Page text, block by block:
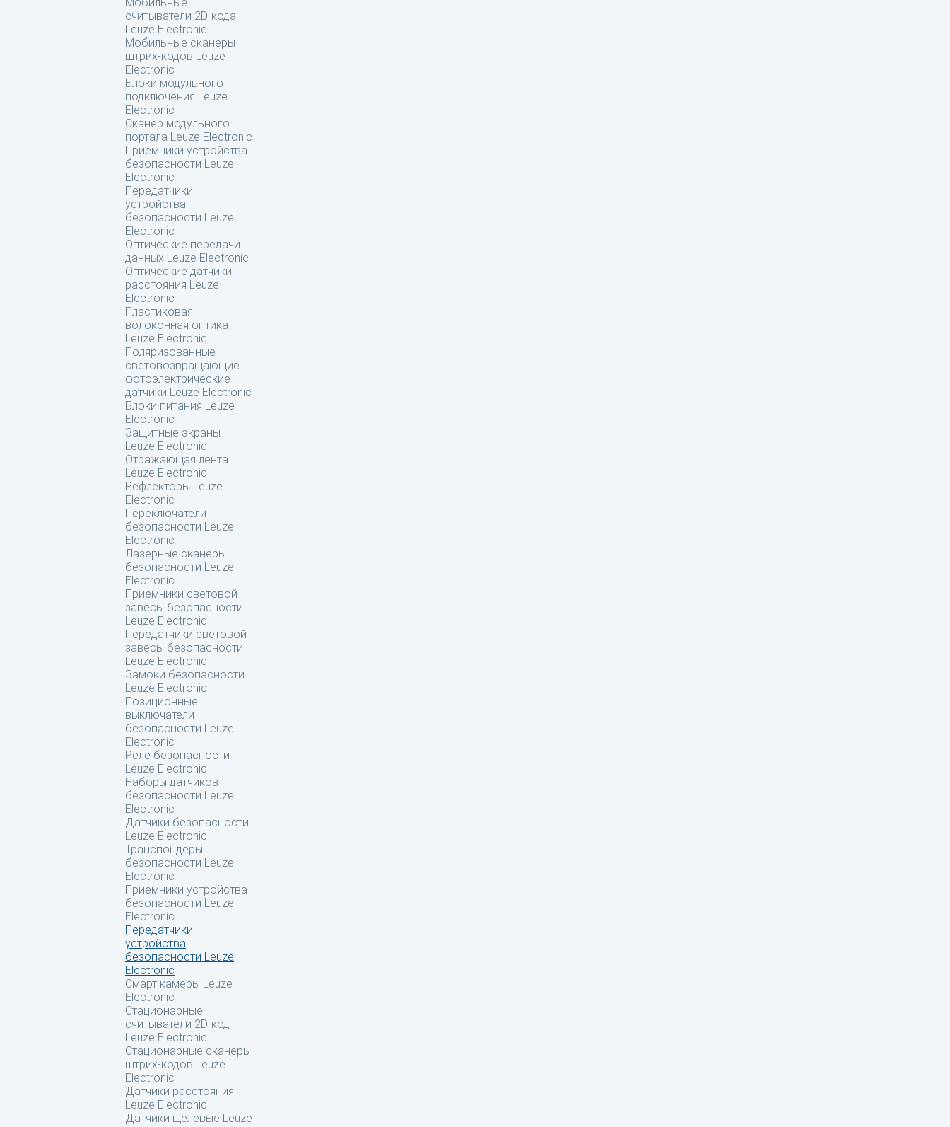
считыватели 2D-кода
Leuze Electronic
Мобильные сканеры
штрих-кодов Leuze
Electronic
Блоки модульного
подключения Leuze
Electronic
Сканер модульного
портала Leuze Electronic
Приемники устройства
безопасности Leuze
Electronic
Передатчики
устройства
безопасности Leuze
Electronic
Оптические передачи
данных Leuze Electronic
Оптические датчики
расстояния Leuze
Electronic
Пластиковая
волоконная оптика
Leuze Electronic
Поляризованные
световозвращающие
фотоэлектрические
датчики Leuze Electronic
Блоки питания Leuze
Electronic
Защитные экраны
Leuze Electronic
Отражающая лента
Leuze Electronic
Рефлекторы Leuze
Electronic
Переключатели
безопасности Leuze
Electronic
Лазерные сканеры
безопасности Leuze
Electronic
Приемники световой
завесы безопасности
Leuze Electronic
Передатчики световой
завесы безопасности
Leuze Electronic
Замоки безопасности
Leuze Electronic
Позиционные
выключатели
безопасности Leuze
Electronic
Реле безопасности
Leuze Electronic
Наборы датчиков
безопасности Leuze
Electronic
Датчики безопасности
Leuze Electronic
Транспондеры
безопасности Leuze
Electronic
Приемники устройства
безопасности Leuze
Electronic
Передатчики
устройства
безопасности Leuze
Electronic
Смарт камеры Leuze
Electronic
Стационарные
считыватели 2D-код
Leuze Electronic
Стационарные сканеры
штрих-кодов Leuze
Electronic
Датчики расстояния
Leuze Electronic
Датчики щелевые Leuze